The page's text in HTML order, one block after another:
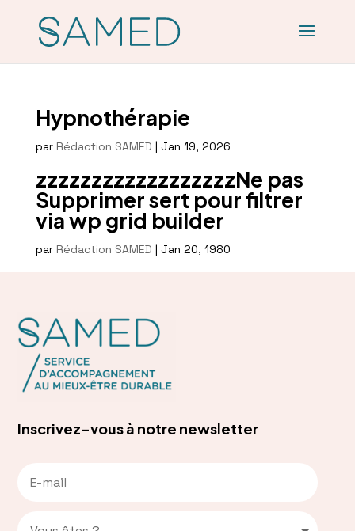
Hypnothérapie
par Rédaction SAMED | Jan 19, 2026
zzzzzzzzzzzzzzzzzzNe pas
Supprimer sert pour filtrer
via wp grid builder
par Rédaction SAMED | Jan 20, 1980
Inscrivez-vous à notre newsletter